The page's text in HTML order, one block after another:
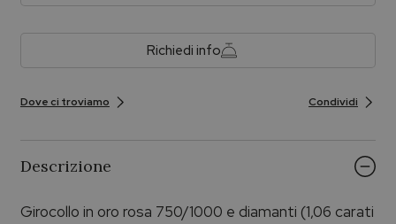
Richiedi info
Dove ci troviamo Condividi
Descrizione
Girocollo in oro rosa 750/1000 e diamanti (1,06 carati